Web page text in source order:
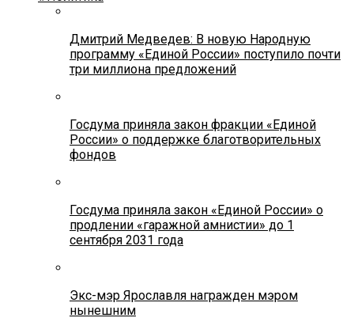
Дмитрий Медведев: В новую Народную
программу «Единой России» поступило почти
три миллиона предложений
Госдума приняла закон фракции «Единой
России» о поддержке благотворительных
фондов
Госдума приняла закон «Единой России» о
продлении «гаражной амнистии» до 1
сентября 2031 года
Экс-мэр Ярославля награжден мэром
нынешним